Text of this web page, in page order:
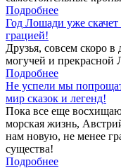
Подробнее
Год Лошади уже
грацией!
Друзья, совсем скоро
могучей и
Подробнее
Не успели мы
мир сказок и легенд!
Пока все еще
морская жизнь,
нам новую, не менее
существа!
Подробнее